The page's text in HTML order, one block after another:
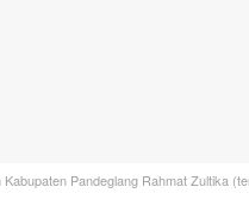
Pandeglang Rahmat Zultika